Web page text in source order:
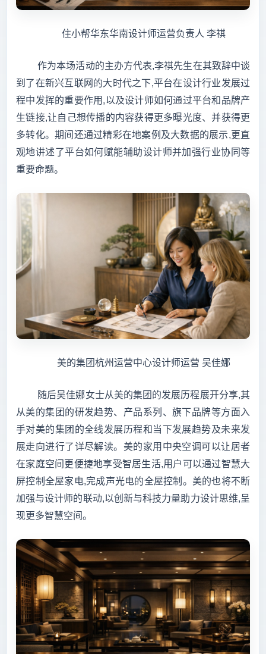
住小帮华东华南设计师运营负责人 李祺
作为本场活动的主办方代表,李祺先生在其致辞中谈
到了在新兴互联网的大时代之下,平台在设计行业发展过
程中发挥的重要作用,以及设计师如何通过平台和品牌产
生链接,让自己想传播的内容获得更多曝光度、并获得更
多转化。期间还通过精彩在地案例及大数据的展示,更直
观地讲述了平台如何赋能辅助设计师并加强行业协同等
重要命题。
美的集团杭州运营中心设计师运营 吴佳娜
随后吴佳娜女士从美的集团的发展历程展开分享,其
从美的集团的研发趋势、产品系列、旗下品牌等方面入
手对美的集团的全线发展历程和当下发展趋势及未来发
展走向进行了详尽解读。美的家用中央空调可以让居者
在家庭空间更便捷地享受智居生活,用户可以通过智慧大
屏控制全屋家电,完成声光电的全屋控制。美的也将不断
加强与设计师的联动,以创新与科技力量助力设计思维,呈
现更多智慧空间。